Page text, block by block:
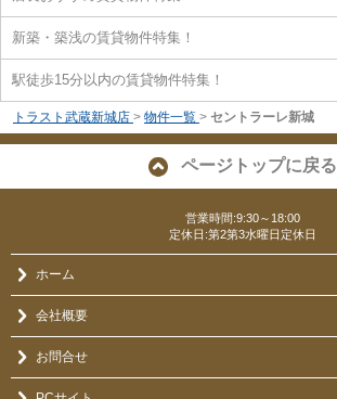
新築・築浅の賃貸物件特集！
駅徒歩15分以内の賃貸物件特集！
トラスト武蔵新城店 > 物件一覧 > セントラーレ新城
ページトップに戻る
営業時間:9:30～18:00
定休日:第2第3水曜日定休日
ホーム
会社概要
お問合せ